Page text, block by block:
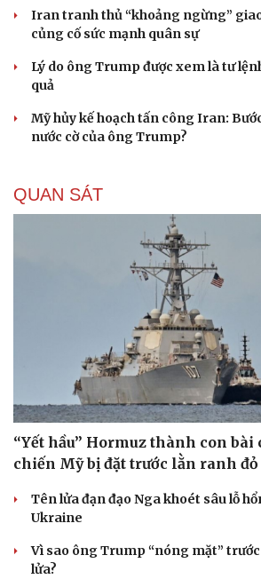
Iran tranh thủ “khoảng ngừng”
củng cố sức mạnh quân sự
Lý do ông Trump được xem là tư
quả
Mỹ hủy kế hoạch tấn công Iran:
nước cờ của ông Trump?
QUAN SÁT
“Yết hầu” Hormuz thành con bài
chiến Mỹ bị đặt trước lằn ranh đỏ
Tên lửa đạn đạo Nga khoét sâu lỗ
Ukraine
Vì sao ông Trump “nóng mặt”
lửa?